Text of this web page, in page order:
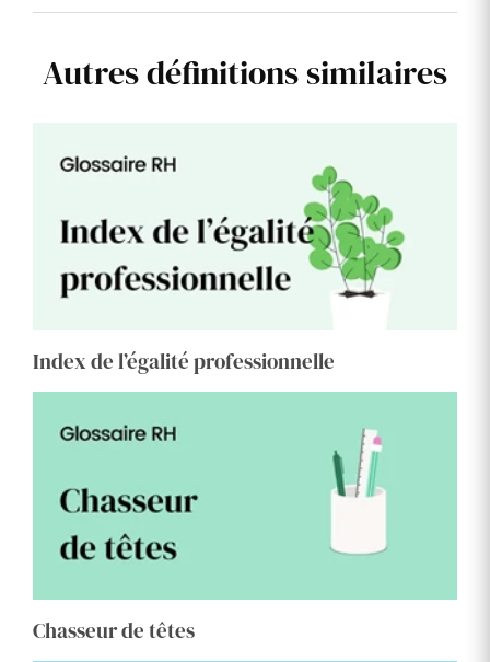
Autres définitions similaires
Index de l’égalité professionnelle
Chasseur de têtes